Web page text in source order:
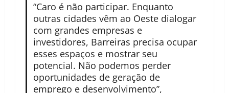
“Caro é não participar. Enquanto
outras cidades vêm ao Oeste dialogar
com grandes empresas e
investidores, Barreiras precisa ocupar
esses espaços e mostrar seu
potencial. Não podemos perder
oportunidades de geração de
emprego e desenvolvimento”,